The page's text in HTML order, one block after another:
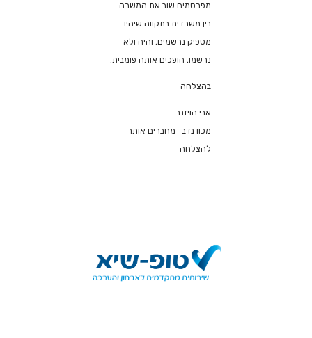
מפרסמים שוב את המשרה
בין משרדית בתקווה שיהיו
מספיק נרשמים, והיה ולא
נרשמו, הופכים אותה פומבית.
בהצלחה
אבי הויזנר
מכון נדב- מחברים אותך
להצלחה